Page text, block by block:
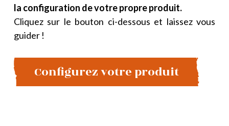
la configuration de votre propre produit.
Cliquez sur le bouton ci-dessous et laissez vous
guider !
Configurez votre produit